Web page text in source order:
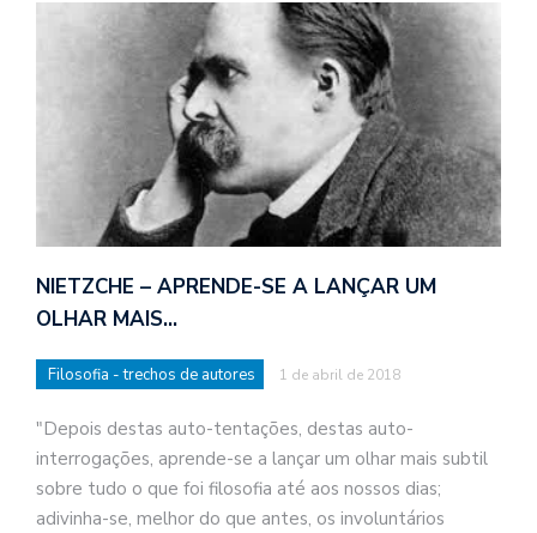
NIETZCHE – APRENDE-SE A LANÇAR UM
OLHAR MAIS…
Filosofia - trechos de autores 1 de abril de 2018
"Depois destas auto-tentações, destas auto-
interrogações, aprende-se a lançar um olhar mais subtil
sobre tudo o que foi filosofia até aos nossos dias;
adivinha-se, melhor do que antes, os involuntários